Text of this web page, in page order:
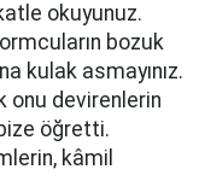
okuyunuz.
bozuk
kulak asmayınız.
onu devirenlerin
öğretti.
kâmil